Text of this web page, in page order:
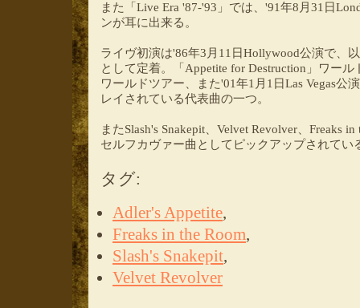
また「Live Era '87-'93」では、'91年8月31日
ンが耳に出来る。
ライヴ初演は'86年3月11日Hollywood公演で、
として定着。「Appetite for Destruction」ワー
ワールドツアー、また'01年1月1日Las Vegas公
レイされている代表曲の一つ。
またSlash's Snakepit、Velvet Revolver、Freaks
セルフカヴァー曲としてピックアップされてい
タグ:
Adler's Appetite,
Freaks in the Room,
Slash's Snakepit,
Velvet Revolver